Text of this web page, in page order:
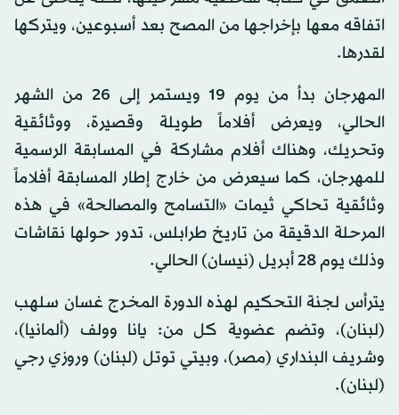
اتفاقه معها بإخراجها من المصح بعد أسبوعين، ويتركها
لقدرها.
المهرجان بدأ من يوم 19 ويستمر إلى 26 من الشهر
الحالي، ويعرض أفلاماً طويلة وقصيرة، ووثائقية
وتحريك، وهناك أفلام مشاركة في المسابقة الرسمية
للمهرجان، كما سيعرض من خارج إطار المسابقة أفلاماً
وثائقية تحاكي ثيمات «التسامح والمصالحة» في هذه
المرحلة الدقيقة من تاريخ طرابلس، تدور حولها نقاشات
وذلك يوم 28 أبريل (نيسان) الحالي.
يترأس لجنة التحكيم لهذه الدورة المخرج غسان سلهب
(لبنان)، وتضم عضوية كل من: يانا وولف (ألمانيا)،
وشريف البنداري (مصر)، وبيتي توتل (لبنان) وروزي رجي
(لبنان).